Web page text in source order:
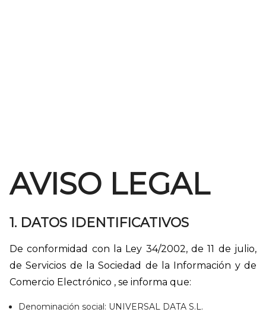
AVISO LEGAL
1. DATOS IDENTIFICATIVOS
De conformidad con la Ley 34/2002, de 11 de julio,
de Servicios de la Sociedad de la Información y de
Comercio Electrónico , se informa que:
Denominación social: UNIVERSAL DATA S.L.